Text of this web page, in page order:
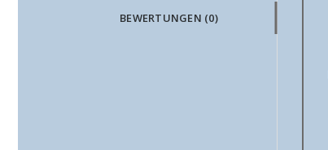
BEWERTUNGEN (0)